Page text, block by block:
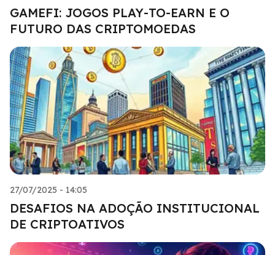
GAMEFI: JOGOS PLAY-TO-EARN E O
FUTURO DAS CRIPTOMOEDAS
27/07/2025 - 14:05
DESAFIOS NA ADOÇÃO INSTITUCIONAL
DE CRIPTOATIVOS